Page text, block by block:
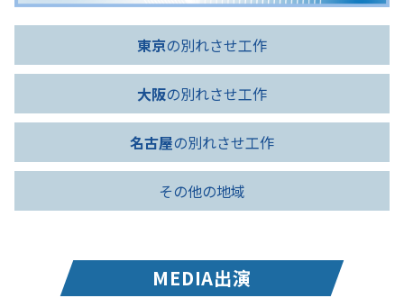
東京の別れさせ工作
大阪の別れさせ工作
名古屋の別れさせ工作
その他の地域
MEDIA出演